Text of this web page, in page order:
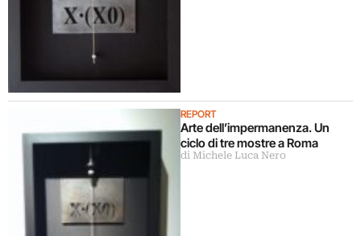
REPORT
Arte dell’impermanenza. Un
ciclo di tre mostre a Roma
di Michele Luca Nero